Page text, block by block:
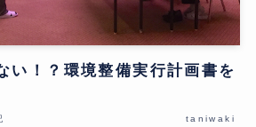
い！？環境整備実行計画書を
taniwaki